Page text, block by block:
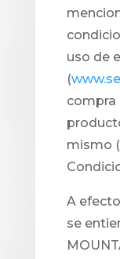
uso de
(
compra
mismo
A
se